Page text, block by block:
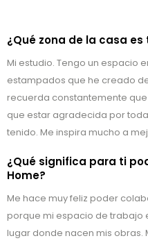
¿Qué zona de la casa
Mi estudio. Tengo un espacio
estampados que he creado
recuerda constantemente
que estar agradecida por
tenido. Me inspira mucho a
¿Qué significa para ti
Home?
Me hace muy feliz poder
porque mi espacio de trabajo
lugar donde nacen mis obras.